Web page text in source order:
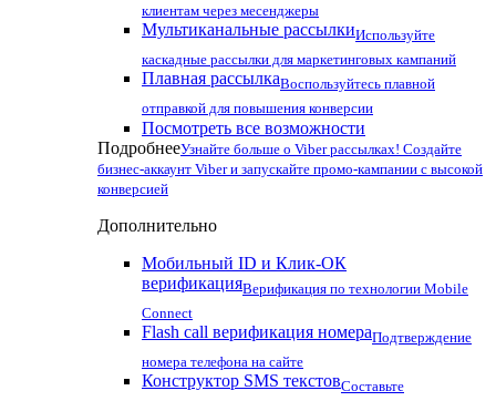
клиентам через месенджеры
Мультиканальные рассылкиИспользуйте
каскадные рассылки для маркетинговых кампаний
Плавная рассылкаВоспользуйтесь плавной
отправкой для повышения конверсии
Посмотреть все возможности
ПодробнееУзнайте больше о Viber рассылках! Создайте
бизнес-аккаунт Viber и запускайте промо-кампании с высокой
конверсией
Дополнительно
Мобильный ID и Клик-ОК
верификацияВерификация по технологии Mobile
Connect
Flash call верификация номераПодтверждение
номера телефона на сайте
Конструктор SMS текстовСоставьте